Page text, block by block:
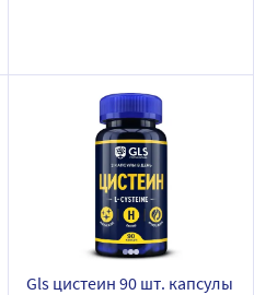
Gls цистеин 90 шт. капсулы